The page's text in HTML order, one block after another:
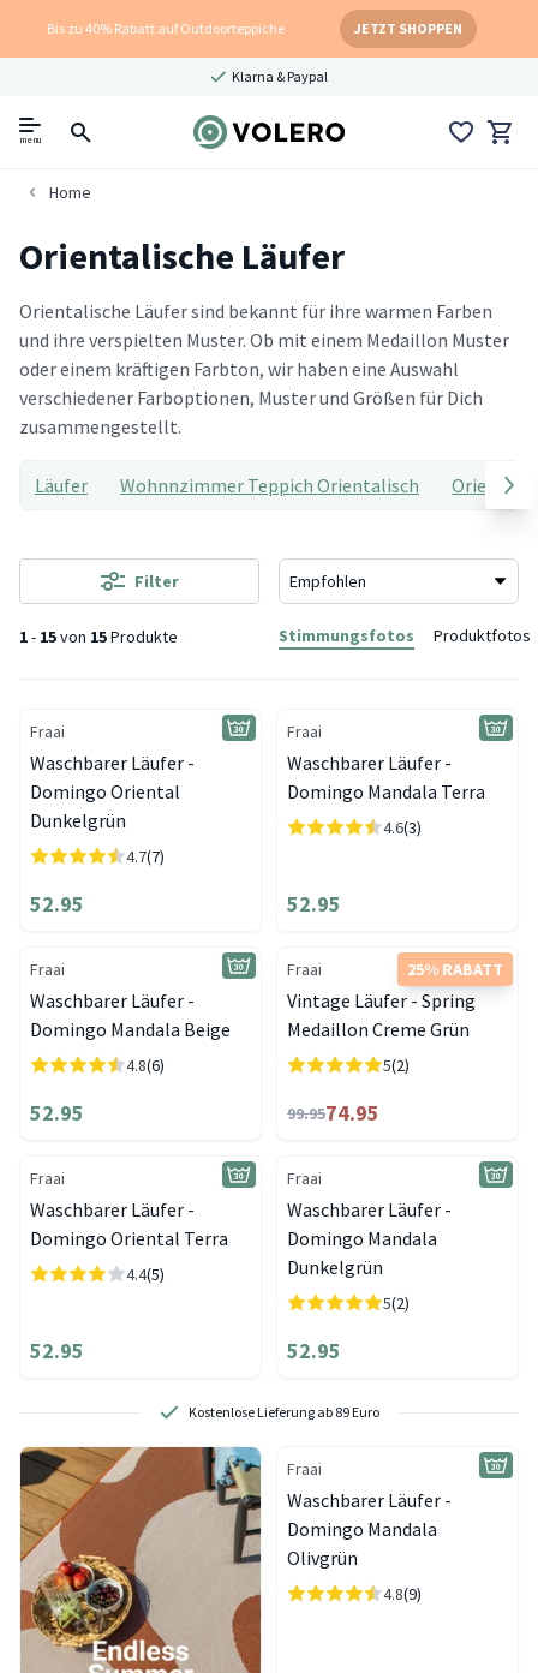
Bis zu 40% Rabatt auf Outdoorteppiche JETZT SHOPPEN
Klarna & Paypal
menu
Home
Orientalische Läufer
Orientalische Läufer sind bekannt für ihre warmen Farben
und ihre verspielten Muster. Ob mit einem Medaillon Muster
oder einem kräftigen Farbton, wir haben eine Auswahl
verschiedener Farboptionen, Muster und Größen für Dich
zusammengestellt.
Läufer Wohnnzimmer Teppich Orientalisch
1- 15von 15Produkte
Filter
Stimmungsfotos Produktfotos
Fraai
Waschbarer Läufer -
Domingo Oriental
Dunkelgrün
4.7(7)
52.95
Fraai
Waschbarer Läufer -
Domingo Mandala Terra
4.6(3)
52.95
Fraai
Waschbarer Läufer -
Domingo Mandala Beige
4.8(6)
52.95
25% RABATT
Fraai
Vintage Läufer - Spring
Medaillon Creme Grün
5(2)
99.9574.95
Fraai
Waschbarer Läufer -
Domingo Oriental Terra
4.4(5)
52.95
Fraai
Waschbarer Läufer -
Domingo Mandala
Dunkelgrün
5(2)
52.95
Kostenlose Lieferung ab 89 Euro
Fraai
Waschbarer Läufer -
Domingo Mandala
Olivgrün
4.8(9)